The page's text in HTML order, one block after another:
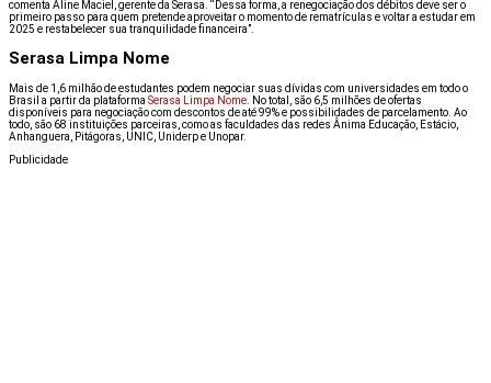
comenta Aline Maciel, gerente da Serasa. “Dessa forma, a renegociação dos débitos deve ser o
primeiro passo para quem pretende aproveitar o momento de rematrículas e voltar a estudar em
2025 e restabelecer sua tranquilidade financeira”.
Serasa Limpa Nome
Mais de 1,6 milhão de estudantes podem negociar suas dívidas com universidades em todo o
Brasil a partir da plataforma Serasa Limpa Nome . No total, são 6,5 milhões de ofertas
disponíveis para negociação com descontos de até 99% e possibilidades de parcelamento. Ao
todo, são 68 instituições parceiras, como as faculdades das redes Ânima Educação, Estácio,
Anhanguera, Pitágoras, UNIC, Uniderp e Unopar.
Publicidade